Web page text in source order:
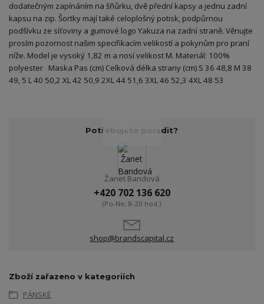
dodatečným zapínáním na šňůrku, dvě přední kapsy a jednu zadní
kapsu na zip. Šortky mají také celoplošný potisk, podpůrnou
podšívku ze síťoviny a gumové logo Yakuza na zadní straně. Věnujte
prosím pozornost našim specifikacím velikostí a pokynům pro praní
níže. Model je vysoký 1,82 m a nosí velikost M. Materiál: 100%
polyester Maska Pas (cm) Celková délka strany (cm) S 36 48,8 M 38
49, 5 L 40 50,2 XL 42 50,9 2XL 44 51,6 3XL 46 52,3 4XL 48 53
Potřebujete poradit?
Žanet Bandová
+420 702 136 620
(Po-Ne, 8-20 hod.)
shop@brandscapital.cz
Zboží zařazeno v kategoriích
PÁNSKÉ